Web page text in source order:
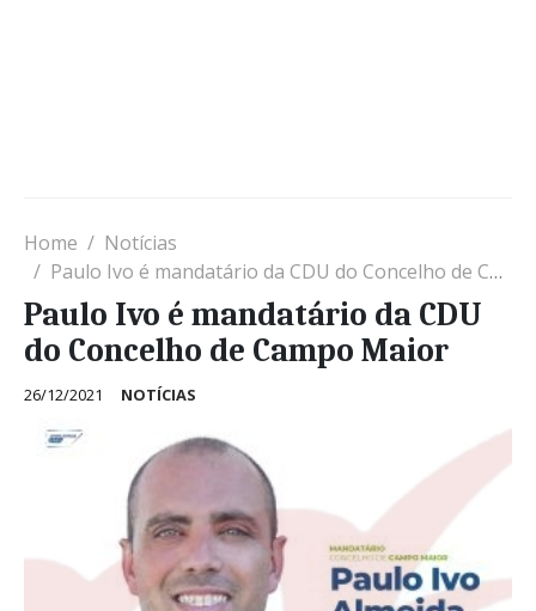
Home
Notícias
Paulo Ivo é mandatário da CDU do Concelho de Campo Maior
Paulo Ivo é mandatário da CDU
do Concelho de Campo Maior
26/12/2021 NOTÍCIAS